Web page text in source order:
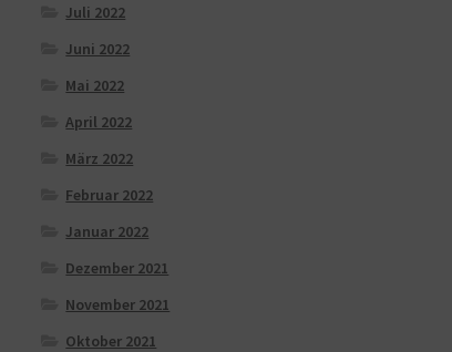
Juli 2022
Juni 2022
Mai 2022
April 2022
März 2022
Februar 2022
Januar 2022
Dezember 2021
November 2021
Oktober 2021